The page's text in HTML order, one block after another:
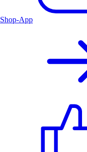
Shop-App